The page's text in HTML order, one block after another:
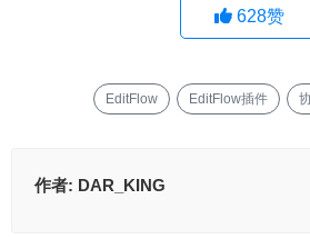
628赞
EditFlow EditFlow插件
作者: DAR_KING